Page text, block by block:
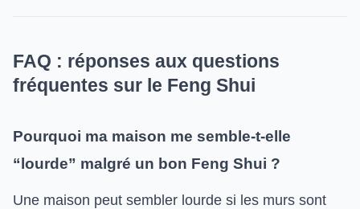
FAQ : réponses aux questions
fréquentes sur le Feng Shui
Pourquoi ma maison me semble-t-elle
“lourde” malgré un bon Feng Shui ?
Une maison peut sembler lourde si les murs sont